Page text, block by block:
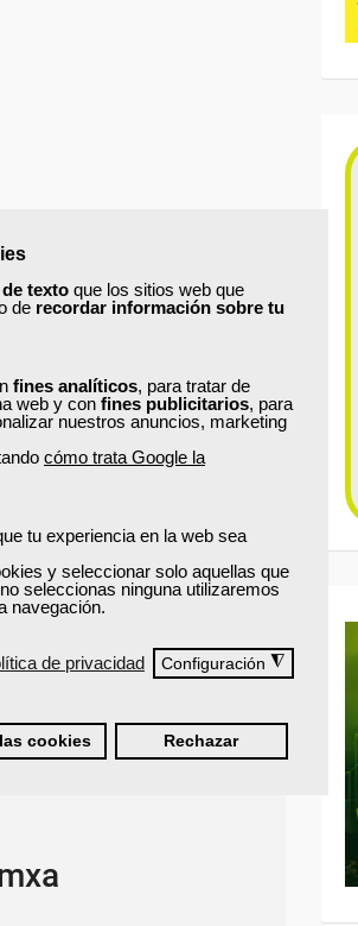
texto que los sitios web que
de recordar información sobre tu
fines analíticos, para tratar de
web y con fines publicitarios, para
nuestros anuncios, marketing
cómo trata Google la
tu experiencia en la web sea
y seleccionar solo aquellas que
seleccionas ninguna utilizaremos
navegación.
de privacidad Configuración ◮
cookies Rechazar